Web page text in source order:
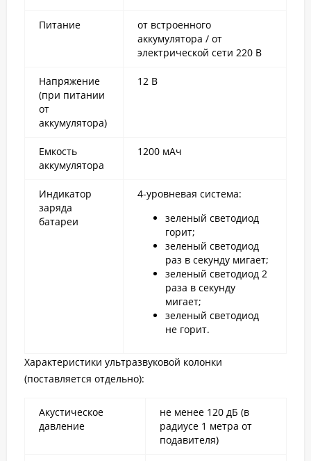
Питание
от встроенного
аккумулятора / от
электрической сети 220 В
Напряжение
(при питании
от
аккумулятора)
12 В
Емкость
аккумулятора
1200 мАч
Индикатор
заряда
батареи
4-уровневая система:
зеленый светодиод
горит;
зеленый светодиод
раз в секунду мигает;
зеленый светодиод 2
раза в секунду
мигает;
зеленый светодиод
не горит.
Характеристики ультразвуковой колонки
(поставляется отдельно):
Акустическое
давление
не менее 120 дБ (в
радиусе 1 метра от
подавителя)